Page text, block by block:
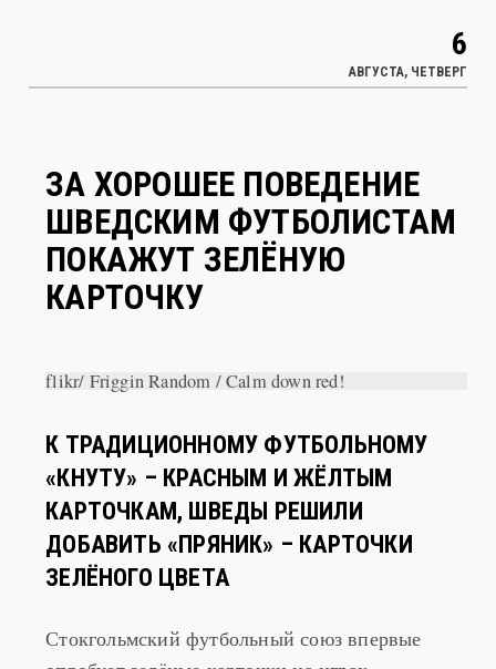
6
АВГУСТА, ЧЕТВЕРГ
ЗА ХОРОШЕЕ ПОВЕДЕНИЕ
ШВЕДСКИМ ФУТБОЛИСТАМ
ПОКАЖУТ ЗЕЛЁНУЮ
КАРТОЧКУ
flikr/ Friggin Random / Calm down red!
К ТРАДИЦИОННОМУ ФУТБОЛЬНОМУ
«КНУТУ» – КРАСНЫМ И ЖЁЛТЫМ
КАРТОЧКАМ, ШВЕДЫ РЕШИЛИ
ДОБАВИТЬ «ПРЯНИК» – КАРТОЧКИ
ЗЕЛЁНОГО ЦВЕТА
Стокгольмский футбольный союз впервые